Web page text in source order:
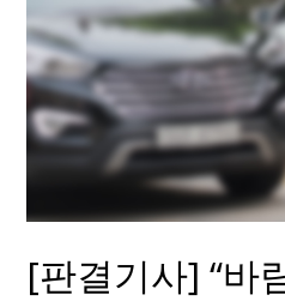
[판결기사] “바